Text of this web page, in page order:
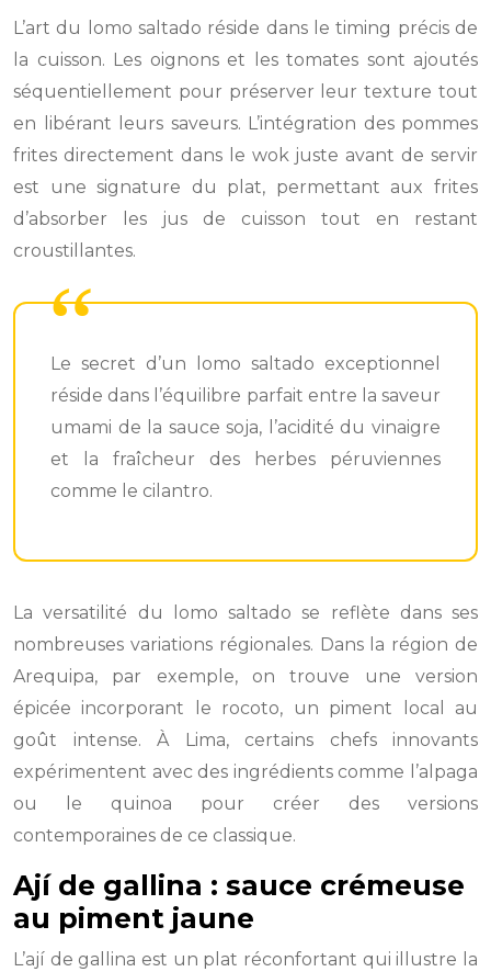
L’art du lomo saltado réside dans le timing précis de
la cuisson. Les oignons et les tomates sont ajoutés
séquentiellement pour préserver leur texture tout
en libérant leurs saveurs. L’intégration des pommes
frites directement dans le wok juste avant de servir
est une signature du plat, permettant aux frites
d’absorber les jus de cuisson tout en restant
croustillantes.
Le secret d’un lomo saltado exceptionnel
réside dans l’équilibre parfait entre la saveur
umami de la sauce soja, l’acidité du vinaigre
et la fraîcheur des herbes péruviennes
comme le cilantro.
La versatilité du lomo saltado se reflète dans ses
nombreuses variations régionales. Dans la région de
Arequipa, par exemple, on trouve une version
épicée incorporant le rocoto, un piment local au
goût intense. À Lima, certains chefs innovants
expérimentent avec des ingrédients comme l’alpaga
ou le quinoa pour créer des versions
contemporaines de ce classique.
Ají de gallina : sauce crémeuse
au piment jaune
L’ají de gallina est un plat réconfortant qui illustre la